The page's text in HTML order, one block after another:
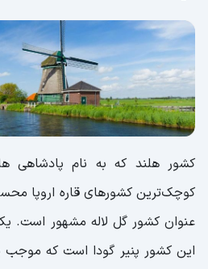
کشور هلند که به نام پادشاهی
کوچک‌ترین کشورهای قاره اروپا
عنوان کشور گل لاله مشهور است.
این کشور پنیر گودا است که موجب